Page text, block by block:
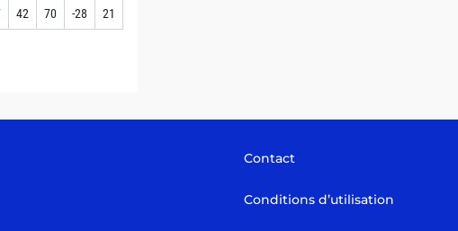
42 70 -28 21
Contact
Conditions d’utilisation